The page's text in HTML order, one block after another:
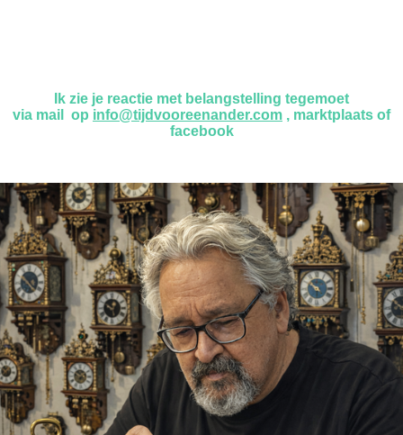
Ik zie je reactie met belangstelling tegemoet
via mail op info@tijdvooreenander.com , marktplaats of
facebook